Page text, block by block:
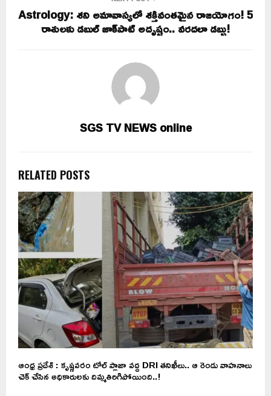
Astrology: శని అమావాస్యలో శక్తివంతమైన రాజయోగం! 5
రాశులకు డబుల్ జాక్‌పాట్ అదృష్టం.. వరదలా డబ్బు!
SGS TV NEWS online
RELATED POSTS
ఆంధ్ర ప్రదేశ్ : కృష్ణవరం టోల్ ప్లాజా వద్ద DRI తనిఖీలు.. ఆ రెండు వాహనాలు
చెక్‌ చేసిన అధికారులకు దిమ్మతిరిగిపోయింది..!